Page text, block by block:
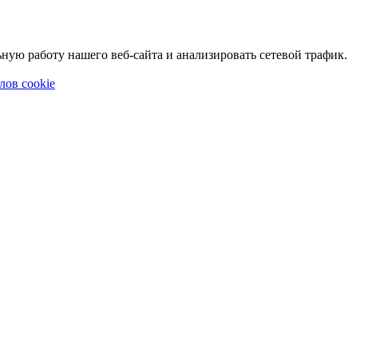
работу нашего веб-сайта и анализировать сетевой трафик.
cookie